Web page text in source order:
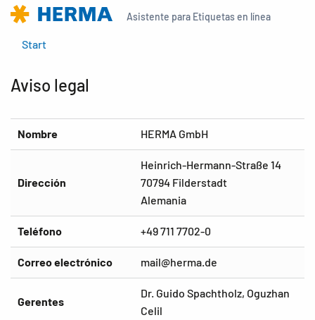
Asistente para Etiquetas en línea
Start
Aviso legal
Nombre HERMA GmbH
Dirección
Heinrich-Hermann-Straße 14
70794 Filderstadt
Alemania
Teléfono +49 711 7702-0
Correo electrónico mail@herma.de
Gerentes
Dr. Guido Spachtholz, Oguzhan
Celil